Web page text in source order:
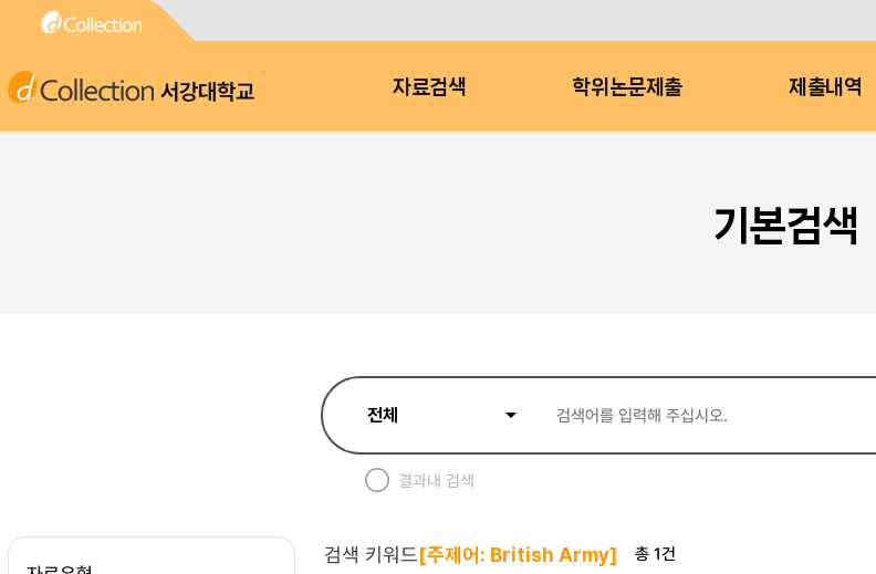
서강대학교 자료검색 학위논문제출 제출내역
기본검색
결과내 검색
검색 키워드[주제어: British Army] 총 1건